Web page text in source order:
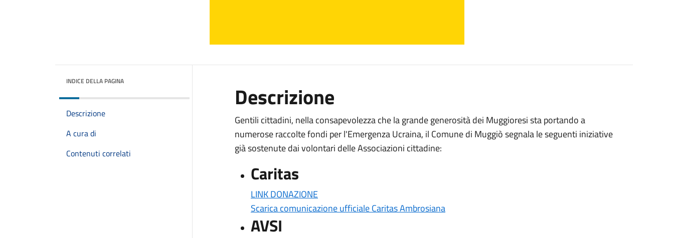
INDICE DELLA PAGINA
Descrizione
A cura di
Contenuti correlati
Descrizione
Gentili cittadini, nella consapevolezza che la grande generosità dei Muggioresi sta portando a
numerose raccolte fondi per l'Emergenza Ucraina, il Comune di Muggiò segnala le seguenti iniziative
già sostenute dai volontari delle Associazioni cittadine:
Caritas
LINK DONAZIONE
Scarica comunicazione ufficiale Caritas Ambrosiana
AVSI